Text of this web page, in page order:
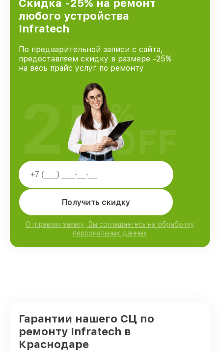
Скидка -25% на ремонт
любого устройства
Infratech
По предварительной записи с сайта,
предоставляем скидку в размере -25%
на весь прайс услуг по ремонту
Получить скидку
Отправляя заявку, Вы соглашаетесь на обработку
персональных данных
25%
OFF
Гарантии нашего СЦ по
ремонту Infratech в
Краснодаре